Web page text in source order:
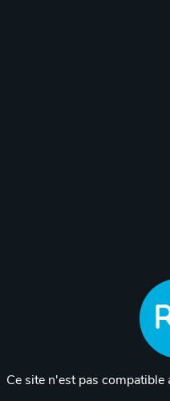
Ce site n'est pas